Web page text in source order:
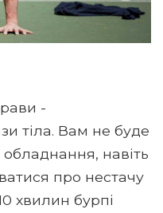
-
тіла. Вам не буде
обладнання, навіть
про нестачу
хвилин бурпі